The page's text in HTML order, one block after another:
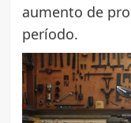
aumento de
período.